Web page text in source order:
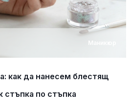
Маникюр
как да нанесем блестящ
стъпка по стъпка